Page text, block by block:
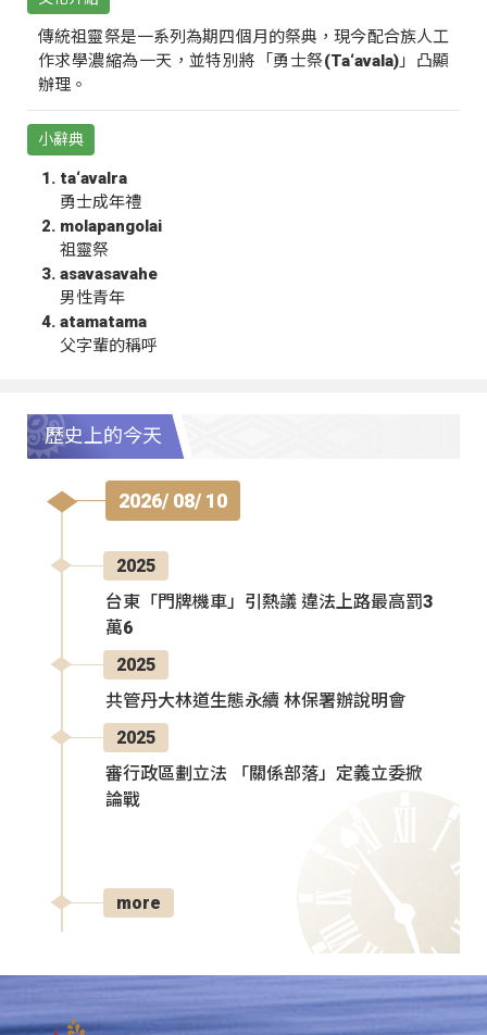
傳統祖靈祭是一系列為期四個月的祭典，現今配合族人工
作求學濃縮為一天，並特別將「勇士祭(Ta‘avala)」凸顯
辦理。
小辭典
ta‘avalra
勇士成年禮
molapangolai
祖靈祭
asavasavahe
男性青年
atamatama
父字輩的稱呼
歷史上的今天
2026/ 08/ 10
2025
台東「門牌機車」引熱議 違法上路最高罰3
萬6
2025
共管丹大林道生態永續 林保署辦說明會
2025
審行政區劃立法 「關係部落」定義立委掀
論戰
more